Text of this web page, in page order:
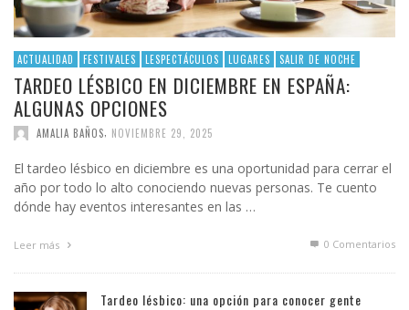
ACTUALIDAD FESTIVALES LESPECTÁCULOS LUGARES SALIR DE NOCHE
TARDEO LÉSBICO EN DICIEMBRE EN ESPAÑA:
ALGUNAS OPCIONES
AMALIA BAÑOS NOVIEMBRE 29, 2025
El tardeo lésbico en diciembre es una oportunidad para cerrar el
año por todo lo alto conociendo nuevas personas. Te cuento
dónde hay eventos interesantes en las …
Leer más 0 Comentarios
Tardeo lésbico: una opción para conocer gente